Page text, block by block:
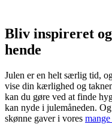
Bliv inspireret
hende
Julen er en helt særlig tid,
vise din kærlighed og
kan du gøre ved at finde
kan nyde i julemåneden.
skønne gaver i vores